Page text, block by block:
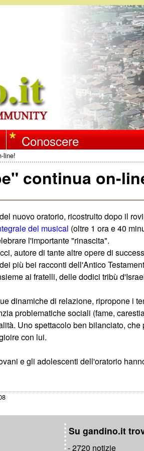
Salta
al
Conoscere
line!
continua on-
nuovo oratorio, ricostruito dopo il
del musical (oltre 1 ora e 40
l'importante "rinascita".
autore di tante altre opere di
più bei racconti dell'Antico
ai fratelli, delle dodici tribù
dinamiche di relazione, ripropone i
problematiche sociali (fame,
Uno spettacolo ben bilanciato, che
con lui.
e gli adolescenti dell'oratorio
Su gandino.it
- 2720 notizie